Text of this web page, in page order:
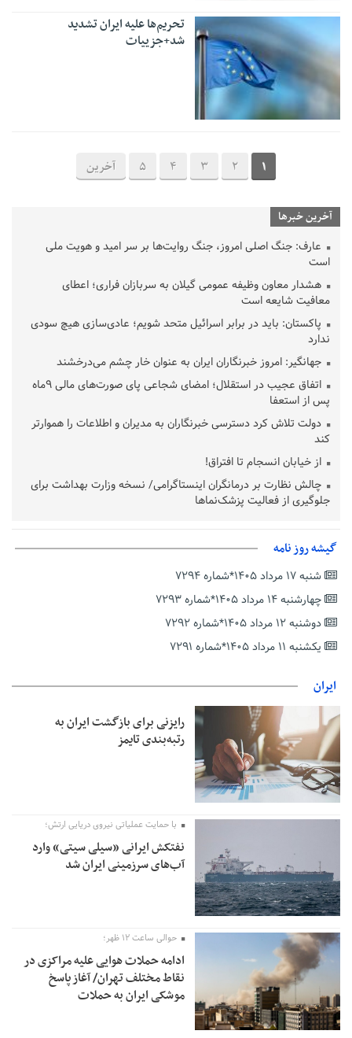
تحریم‌ها علیه ایران تشدید
شد+جزییات
1
2
3
4
5 آخرین
آخرین خبرها
عارف: جنگ اصلی امروز، جنگ روایت‌ها بر سر امید و هویت ملی
است
هشدار معاون وظیفه عمومی گیلان به سربازان فراری؛ اعطای
معافیت شایعه است
پاکستان: باید در برابر اسرائیل متحد شویم؛ عادی‌سازی هیچ سودی
ندارد
جهانگیر: امروز خبرنگاران ایران به عنوان خار چشم می‌درخشند
اتفاق عجیب در استقلال؛ امضای شجاعی پای صورت‌های مالی ٩ماه
پس از استعفا
دولت تلاش کرد دسترسی خبرنگاران به مدیران و اطلاعات را هموارتر
کند
از خیابان انسجام تا افتراق!
چالش نظارت بر درمانگران اینستاگرامی/ نسخه وزارت بهداشت برای
جلوگیری از فعالیت پزشک‌نماها
پشتیبانی از زنجیره ارزش بادام زمینی در اولویت سیاست‌های
بخش دوم گفت‌وگوی پزشکیان با مردم امشب پخش می‌شود
جزئیات فعال‌سازی «کیف پول ایران» اعلام شد
حمایت از مرزنشینان نباید به زیان تولید باشد/مواد اولیه با کولبری
وارد شود
امیر اکرمی‌نیا: ارتش کاملاً آماده است
گیشه روز نامه
شنبه ۱۷ مرداد ۱۴۰۵*شماره ۷۲۹۴
چهارشنبه ۱۴ مرداد ۱۴۰۵*شماره ۷۲۹۳
دوشنبه ۱۲ مرداد ۱۴۰۵*شماره ۷۲۹۲
یکشنبه ۱۱ مرداد ۱۴۰۵*شماره ۷۲۹۱
ایران
رایزنی برای بازگشت ایران به
رتبه‌بندی تایمز
با حمایت عملیاتی نیروی دریایی ارتش؛
نفتکش ایرانی «سیلی سیتی» وارد
آب‌های سرزمینی ایران شد
حوالی ساعت ۱۲ ظهر؛
ادامه حملات هوایی علیه مراکزی در
نقاط مختلف تهران/ آغاز پاسخ
موشکی ایران به حملات